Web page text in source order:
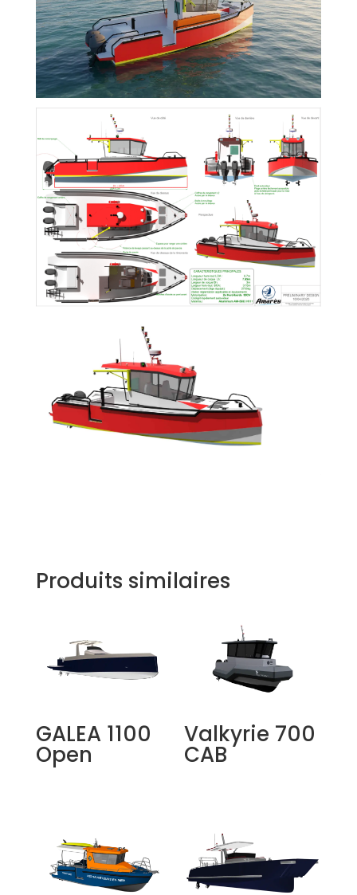
Produits similaires
GALEA 1100
Open
Valkyrie 700
CAB